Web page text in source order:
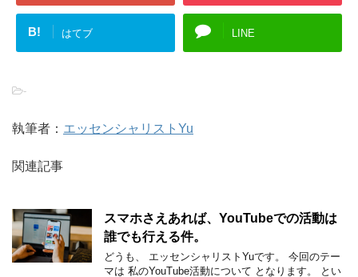
B! はてブ LINE
-
執筆者： エッセンシャリストYu
関連記事
スマホさえあれば、YouTubeでの活動は
誰でも行える件。
どうも、 エッセンシャリストYuです。 今回のテー
マは 私のYouTube活動について となります。 とい